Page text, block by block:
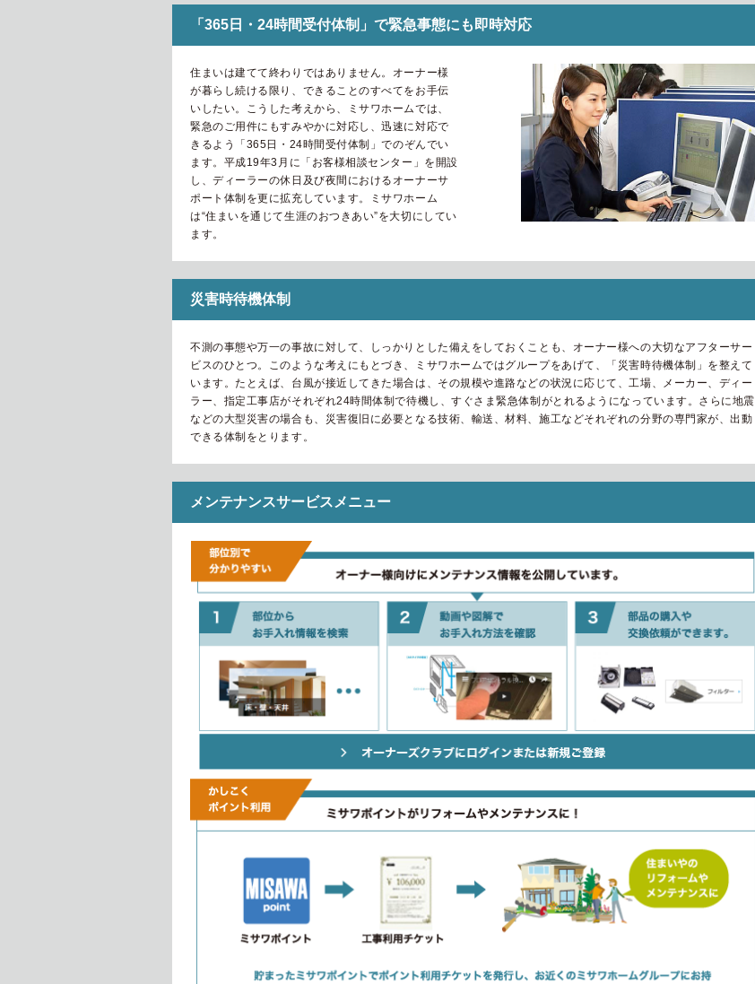
「365日・24時間受付体制」で緊急事態にも即時対応
住まいは建てて終わりではありません。オーナー様
が暮らし続ける限り、できることのすべてをお手伝
いしたい。こうした考えから、ミサワホームでは、
緊急のご用件にもすみやかに対応し、迅速に対応で
きるよう「365日・24時間受付体制」でのぞんでい
ます。平成19年3月に「お客様相談センター」を開設
し、ディーラーの休日及び夜間におけるオーナーサ
ポート体制を更に拡充しています。ミサワホーム
は“住まいを通じて生涯のおつきあい”を大切にしてい
ます。
災害時待機体制
不測の事態や万一の事故に対して、しっかりとした備えをしておくことも、オーナー様への大切なアフターサー
ビスのひとつ。このような考えにもとづき、ミサワホームではグループをあげて、「災害時待機体制」を整えて
います。たとえば、台風が接近してきた場合は、その規模や進路などの状況に応じて、工場、メーカー、ディー
ラー、指定工事店がそれぞれ24時間体制で待機し、すぐさま緊急体制がとれるようになっています。さらに地震
などの大型災害の場合も、災害復旧に必要となる技術、輸送、材料、施工などそれぞれの分野の専門家が、出動
できる体制をとります。
メンテナンスサービスメニュー